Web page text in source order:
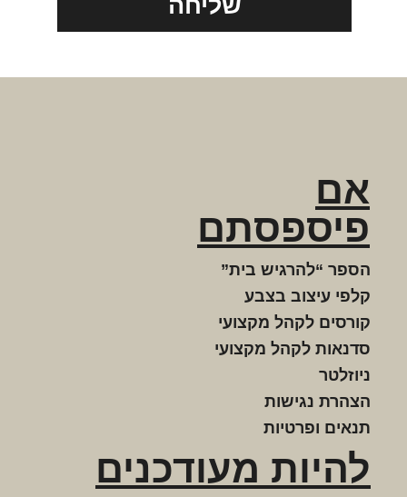
אם
פיספסתם
הספר “להרגיש בית”
קלפי עיצוב בצבע
קורסים לקהל מקצועי
סדנאות לקהל מקצועי
ניוזלטר
הצהרת נגישות
תנאים ופרטיות
להיות מעודכנים